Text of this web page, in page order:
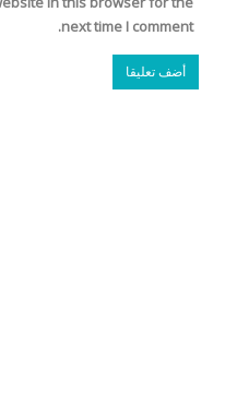
next time I comment.